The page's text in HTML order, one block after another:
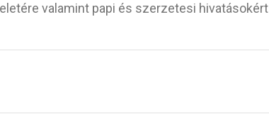
valamint papi és szerzetesi hivatásokért